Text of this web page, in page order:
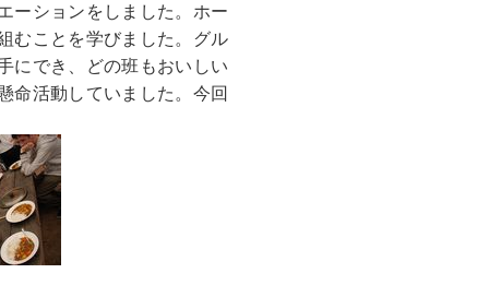
ーションをしました。ホー
むことを学びました。グル
にでき、どの班もおいしい
命活動していました。今回